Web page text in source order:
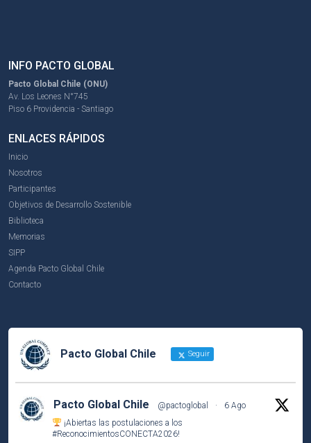
INFO PACTO GLOBAL
Pacto Global Chile (ONU)
Av. Los Leones N°745
Piso 6 Providencia - Santiago
ENLACES RÁPIDOS
Inicio
Nosotros
Participantes
Objetivos de Desarrollo Sostenible
Biblioteca
Memorias
SIPP
Agenda Pacto Global Chile
Contacto
Pacto Global Chile Seguir
Pacto Global Chile @pactoglobal ·
6 Ago
¡Abiertas las postulaciones a los
#ReconocimientosCONECTA2026!